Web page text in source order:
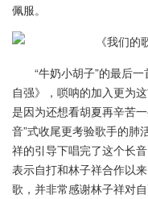
佩服。
“牛奶小胡子”的最后一
自强》，唢呐的加入更为
是因为还想看胡夏再辛苦
音”式收尾更考验歌手的肺
祥的引导下唱完了这个长
表示自打和林子祥合作以
歌，并非常感谢林子祥对